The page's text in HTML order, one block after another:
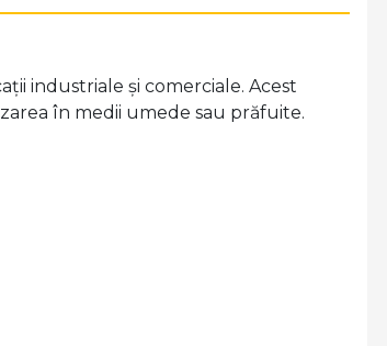
industriale și comerciale. Acest
în medii umede sau prăfuite.